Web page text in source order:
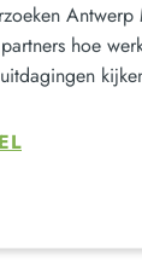
Antwerp
hoe